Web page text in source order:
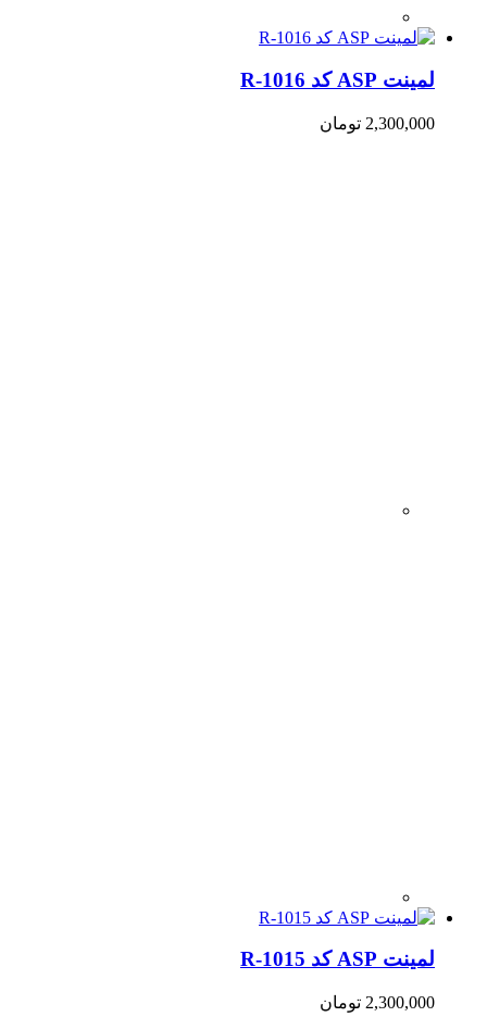
لمینت ASP کد R-1016
2,300,000 تومان
لمینت ASP کد R-1015
2,300,000 تومان